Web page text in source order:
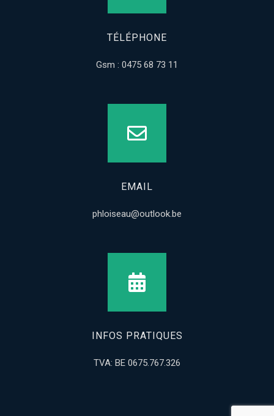
TÉLÉPHONE
Gsm : 0475 68 73 11
EMAIL
phloiseau@outlook.be
INFOS PRATIQUES
TVA: BE 0675.767.326